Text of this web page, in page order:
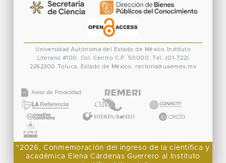
Universidad Autónoma del Estado de México
Instituto
Literario #100. Col. Centro C.P. 50000. Tel. (01-722)
2262300 Toluca, Estado de México. rectoria@uaemex.mx
"2026, Conmemoración del ingreso de la científica y
académica Elena Cárdenas Guerrero al Instituto